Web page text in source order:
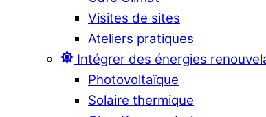
Visites de sites
Ateliers pratiques
Intégrer des énergies
Photovoltaïque
Solaire thermique